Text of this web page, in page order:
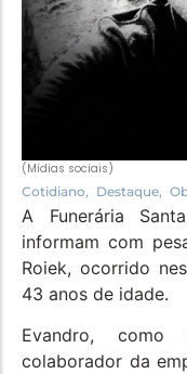
(Mídias sociais)
Cotidiano, Destaque,
A Funerária
informam com
Roiek, ocorrido
43 anos de idade.
Evandro, como
colaborador da